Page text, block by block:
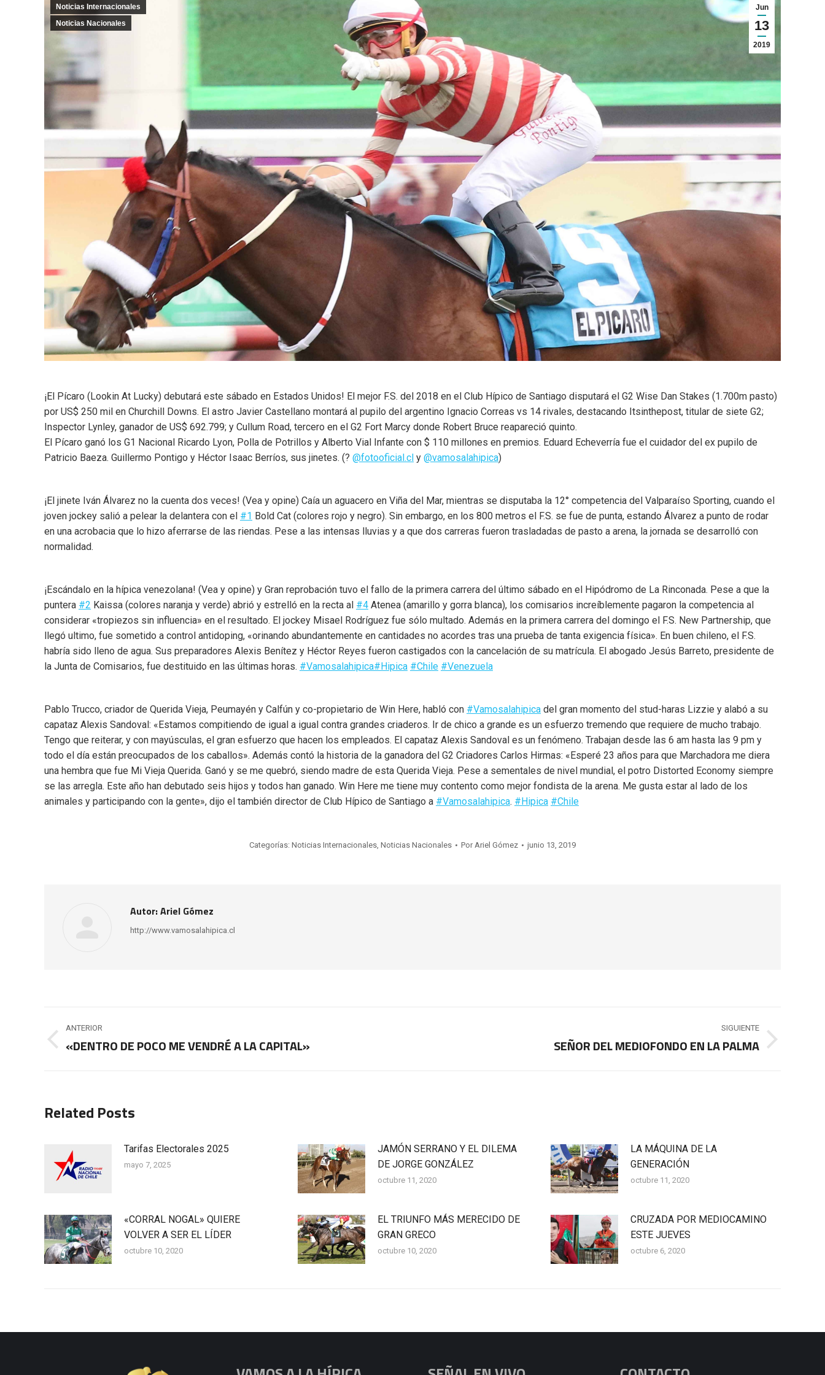
Jun
13
2019
Noticias Internacionales
Noticias Nacionales
¡El Pícaro (Lookin At Lucky) debutará este sábado en Estados Unidos! El mejor F.S. del 2018 en el Club Hípico de Santiago disputará el G2 Wise Dan Stakes (1.700m pasto)
por US$ 250 mil en Churchill Downs. El astro Javier Castellano montará al pupilo del argentino Ignacio Correas vs 14 rivales, destacando Itsinthepost, titular de siete G2;
Inspector Lynley, ganador de US$ 692.799; y Cullum Road, tercero en el G2 Fort Marcy donde Robert Bruce reapareció quinto.
El Pícaro ganó los G1 Nacional Ricardo Lyon, Polla de Potrillos y Alberto Vial Infante con $ 110 millones en premios. Eduard Echeverría fue el cuidador del ex pupilo de
Patricio Baeza. Guillermo Pontigo y Héctor Isaac Berríos, sus jinetes. (? @fotooficial.cl y @vamosalahipica)
¡El jinete Iván Álvarez no la cuenta dos veces! (Vea y opine) Caía un aguacero en Viña del Mar, mientras se disputaba la 12° competencia del Valparaíso Sporting, cuando el
joven jockey salió a pelear la delantera con el #1 Bold Cat (colores rojo y negro). Sin embargo, en los 800 metros el F.S. se fue de punta, estando Álvarez a punto de rodar
en una acrobacia que lo hizo aferrarse de las riendas. Pese a las intensas lluvias y a que dos carreras fueron trasladadas de pasto a arena, la jornada se desarrolló con
normalidad.
¡Escándalo en la hípica venezolana! (Vea y opine) y Gran reprobación tuvo el fallo de la primera carrera del último sábado en el Hipódromo de La Rinconada. Pese a que la
puntera #2 Kaissa (colores naranja y verde) abrió y estrelló en la recta al #4 Atenea (amarillo y gorra blanca), los comisarios increíblemente pagaron la competencia al
considerar «tropiezos sin influencia» en el resultado. El jockey Misael Rodríguez fue sólo multado. Además en la primera carrera del domingo el F.S. New Partnership, que
llegó ultimo, fue sometido a control antidoping, «orinando abundantemente en cantidades no acordes tras una prueba de tanta exigencia física». En buen chileno, el F.S.
habría sido lleno de agua. Sus preparadores Alexis Benítez y Héctor Reyes fueron castigados con la cancelación de su matrícula. El abogado Jesús Barreto, presidente de
la Junta de Comisarios, fue destituido en las últimas horas. #Vamosalahipica#Hipica #Chile #Venezuela
Pablo Trucco, criador de Querida Vieja, Peumayén y Calfún y co-propietario de Win Here, habló con #Vamosalahipica del gran momento del stud-haras Lizzie y alabó a su
capataz Alexis Sandoval: «Estamos compitiendo de igual a igual contra grandes criaderos. Ir de chico a grande es un esfuerzo tremendo que requiere de mucho trabajo.
Tengo que reiterar, y con mayúsculas, el gran esfuerzo que hacen los empleados. El capataz Alexis Sandoval es un fenómeno. Trabajan desde las 6 am hasta las 9 pm y
todo el día están preocupados de los caballos». Además contó la historia de la ganadora del G2 Criadores Carlos Hirmas: «Esperé 23 años para que Marchadora me diera
una hembra que fue Mi Vieja Querida. Ganó y se me quebró, siendo madre de esta Querida Vieja. Pese a sementales de nivel mundial, el potro Distorted Economy siempre
se las arregla. Este año han debutado seis hijos y todos han ganado. Win Here me tiene muy contento como mejor fondista de la arena. Me gusta estar al lado de los
animales y participando con la gente», dijo el también director de Club Hípico de Santiago a #Vamosalahipica. #Hipica #Chile
Categorías: Noticias Internacionales, Noticias Nacionales PorAriel Gómez junio 13, 2019
Autor:Ariel Gómez
http://www.vamosalahipica.cl
Navegación
entre
ANTERIOR
Publicación
«DENTRO DE POCO ME VENDRÉ A LA CAPITAL»
SIGUIENTE
SEÑOR DEL MEDIOFONDO EN LA PALMA
Related Posts
Tarifas Electorales 2025
mayo 7, 2025
JAMÓN SERRANO Y EL DILEMA
DE JORGE GONZÁLEZ
octubre 11, 2020
LA MÁQUINA DE LA
GENERACIÓN
octubre 11, 2020
«CORRAL NOGAL» QUIERE
VOLVER A SER EL LÍDER
octubre 10, 2020
EL TRIUNFO MÁS MERECIDO DE
GRAN GRECO
octubre 10, 2020
CRUZADA POR MEDIOCAMINO
ESTE JUEVES
octubre 6, 2020